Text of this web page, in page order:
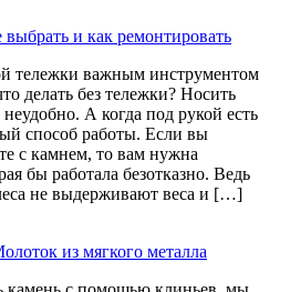
выбрать и как ремонтировать
тележки важным инструментом
делать без тележки? Носить
А когда под рукой есть
способ работы. Если вы
с камнем, то вам нужна
бы работала безотказно. Ведь
не выдерживают веса и […]
из мягкого металла